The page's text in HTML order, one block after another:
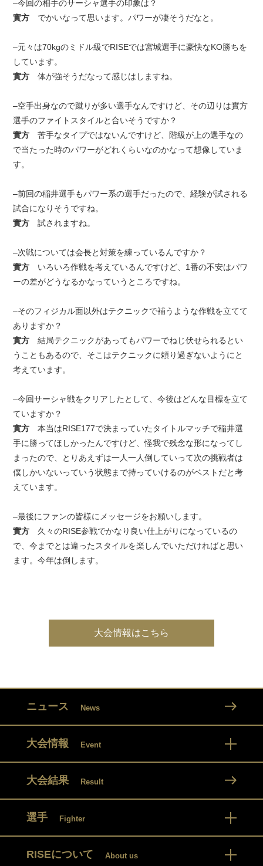
–今回の相手のサーシャ選手の印象は？
實方 でかいなって思います。パワーが凄そうだなと。
–元々は70kgのミドル級でRISEでは宮城選手に豪快なKO勝ちを
しています。
實方 体が強そうだなって感じはしますね。
–空手出身なので蹴りが多い選手なんですけど、その辺りは實方
選手のファイトスタイルと合いそうですか？
實方 苦手なタイプではないんですけど、階級が上の選手なの
で当たった時のパワーがどれくらいなのかなって想像していま
す。
–前回の稲井選手もパワー系の選手だったので、経験が試される
試合になりそうですね。
實方 試されますね。
–次戦については会長と対策を練っているんですか？
實方 いろいろ作戦を考えているんですけど、1番の不安はパワ
ーの差がどうなるかなっていうところですね。
–そのフィジカル面以外はテクニックで補うような作戦を立てて
ありますか？
實方 結局テクニックがあってもパワーでねじ伏せられるとい
うこともあるので、そこはテクニックに頼り過ぎないようにと
考えています。
–今回サーシャ戦をクリアしたとして、今後はどんな目標を立て
ていますか？
實方 本当はRISE177で決まっていたタイトルマッチで稲井選
手に勝ってほしかったんですけど、怪我で残念な形になってし
まったので、とりあえずは一人一人倒していって次の挑戦者は
僕しかいないっていう状態まで持っていけるのがベストだと考
えています。
–最後にファンの皆様にメッセージをお願いします。
實方 久々のRISE参戦でかなり良い仕上がりになっているの
で、今までとは違ったスタイルを楽しんでいただければと思い
ます。今年は倒します。
大会情報はこちら
ニュース News
大会情報 Event
大会結果 Result
選手 Fighter
RISEについて About us